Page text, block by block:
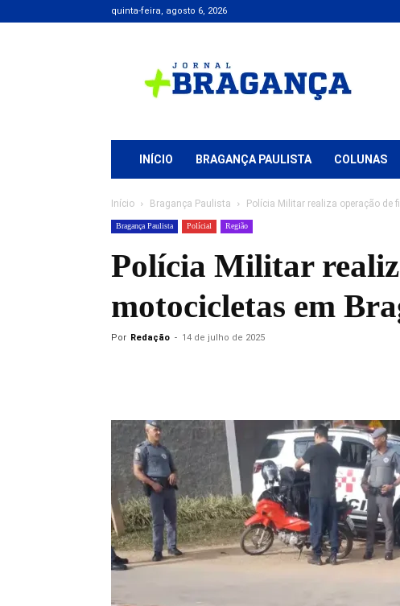
quinta-feira, agosto 6, 2026
+
Bragança
INÍCIO BRAGANÇA PAULISTA COLUNAS
Início Bragança Paulista Polícia Militar realiza operação
Bragança Paulista Polícial Região
Polícia Militar
motocicletas em
Por Redação - 14 de julho de 2025